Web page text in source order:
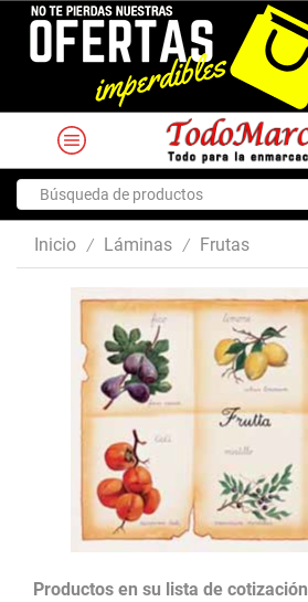
input
Inicio / Láminas / Frutas
Productos en su lista de cotización